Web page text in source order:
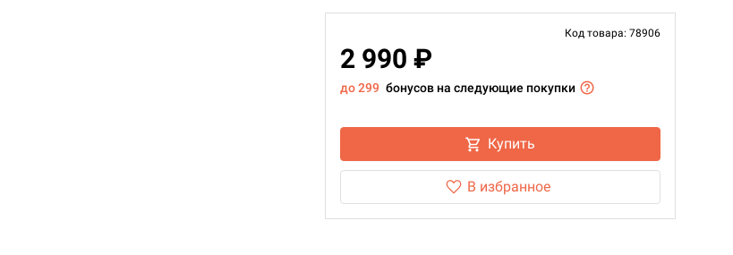
Код товара: 78906
2 990 ₽
до 299 бонусов на следующие покупки
Купить
В избранное